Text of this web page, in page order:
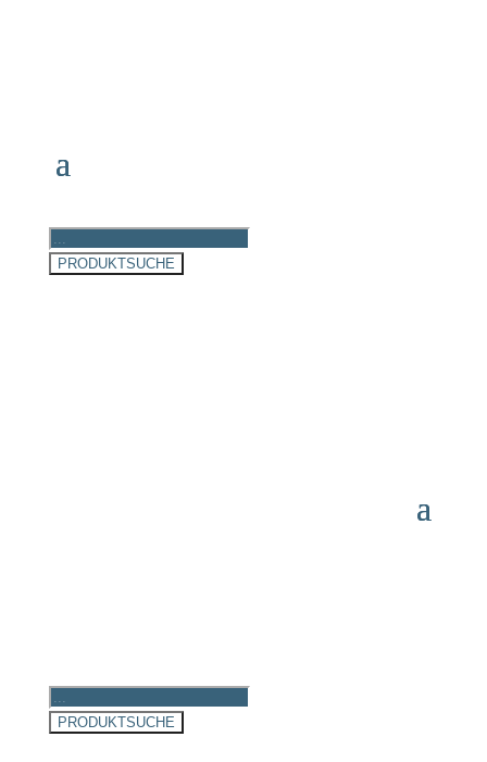
search
PRODUKTSUCHE
search
PRODUKTSUCHE